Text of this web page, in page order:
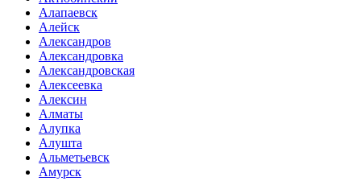
Алапаевск
Алейск
Александров
Александровка
Александровская
Алексеевка
Алексин
Алматы
Алупка
Алушта
Альметьевск
Амурск